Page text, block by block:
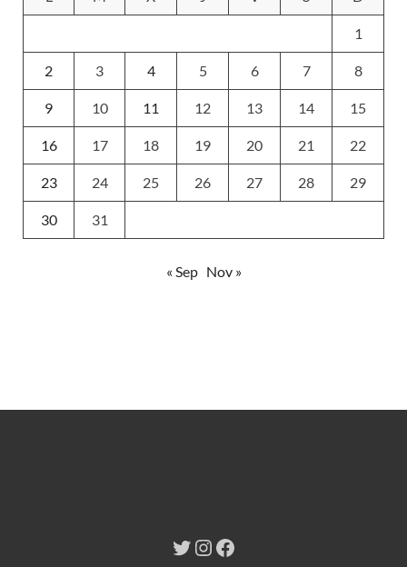
1
2 3 4 5 6 7 8
9 10 11 12 13 14 15
16 17 18 19 20 21 22
23 24 25 26 27 28 29
30 31
« Sep Nov »